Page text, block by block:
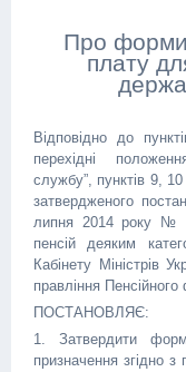
Про форми
плату
Відповідно до
перехідні
службу”, пунктів 9,
затвердженого
липня 2014 року №
пенсій деяким
Кабінету Міністрів
правління
ПОСТАНОВЛЯЄ:
1. Затвердити
призначення згідно з